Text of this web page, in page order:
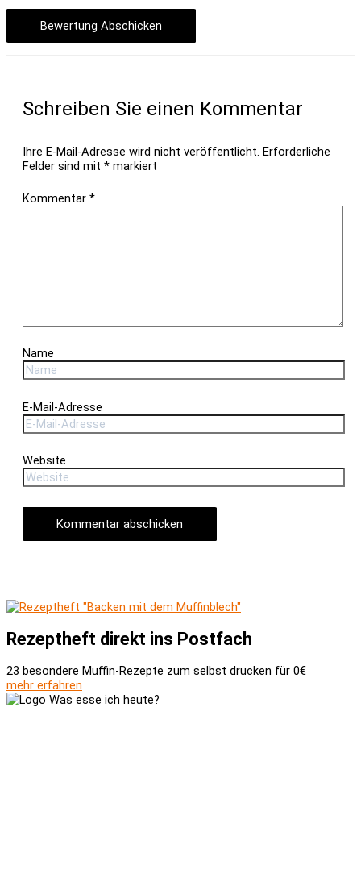
Bewertung Abschicken
Schreiben Sie einen Kommentar
Ihre E-Mail-Adresse wird nicht veröffentlicht. Erforderliche
Felder sind mit * markiert
Kommentar *
Name
E-Mail-Adresse
Website
Rezeptheft direkt ins Postfach
23 besondere Muffin-Rezepte zum selbst drucken für 0€
mehr erfahren